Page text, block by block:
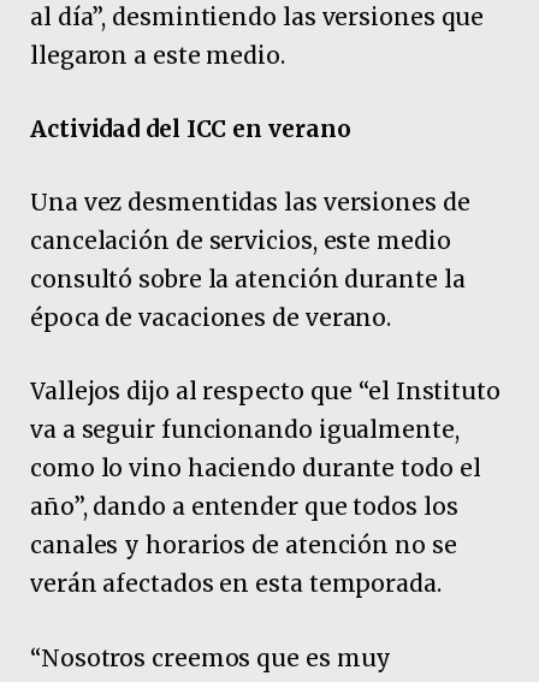
al día”, desmintiendo las versiones que
llegaron a este medio.
Actividad del ICC en verano
Una vez desmentidas las versiones de
cancelación de servicios, este medio
consultó sobre la atención durante la
época de vacaciones de verano.
Vallejos dijo al respecto que “el Instituto
va a seguir funcionando igualmente,
como lo vino haciendo durante todo el
año”, dando a entender que todos los
canales y horarios de atención no se
verán afectados en esta temporada.
“Nosotros creemos que es muy